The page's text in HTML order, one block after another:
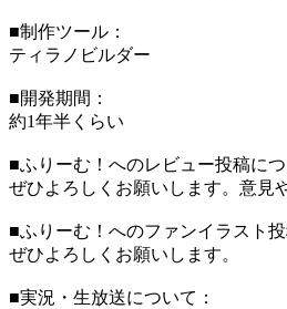
■制作ツール：
ティラノビルダー
■開発期間：
約1年半くらい
■ふりーむ！へのレビュー投稿につ
ぜひよろしくお願いします。意見
■ふりーむ！へのファンイラスト投
ぜひよろしくお願いします。
■実況・生放送について：